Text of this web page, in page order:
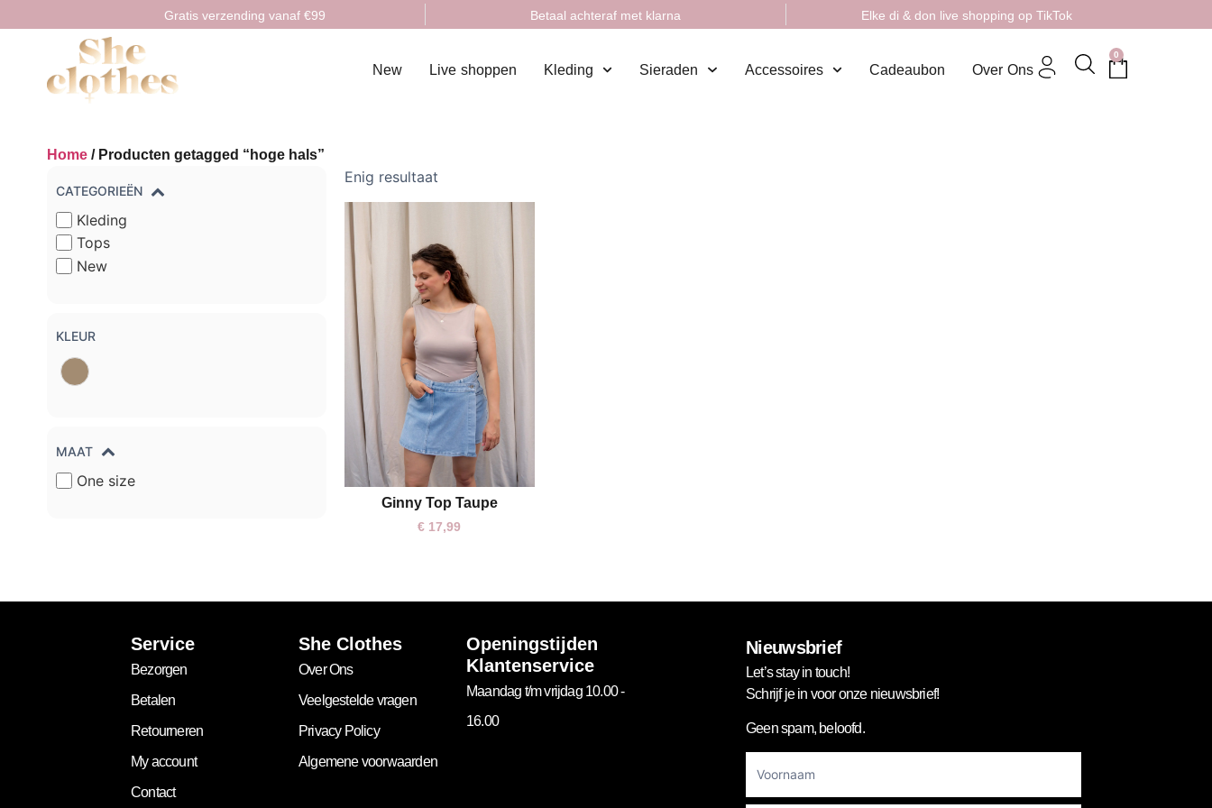
Gratis verzending vanaf €99 Betaal achteraf met klarna Elke di & don live shopping op TikTok
New Live shoppen Kleding Sieraden Accessoires Cadeaubon Over Ons
0
Home / Producten getagged “hoge hals”
CATEGORIEËN
Kleding
Tops
New
KLEUR
MAAT
One size
Enig resultaat
One size
Ginny Top Taupe
€ 17,99
Service
Bezorgen
Betalen
Retourneren
My account
Contact
She Clothes
Over Ons
Veelgestelde vragen
Privacy Policy
Algemene voorwaarden
Openingstijden
Klantenservice
Maandag t/m vrijdag 10.00 -
16.00
Nieuwsbrief
Let’s stay in touch!
Schrijf je in voor onze nieuwsbrief!
Geen spam, beloofd.
Newsletter